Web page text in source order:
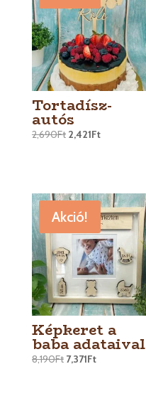
Tortadísz-
autós
2,690Ft 2,421Ft
Akció!
Képkeret a
baba adataival
8,190Ft 7,371Ft